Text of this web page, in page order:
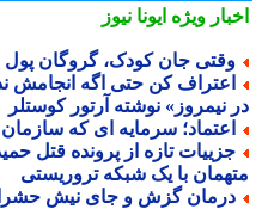
ویژهایونا نیوز
جان کودک، گروگان پول
کن حتی اگه انجامش
نیمروز» نوشته آرتور کوستلر
سرمایه ای که سازمان
تازه از پرونده قتل
با یک شبکه تروریستی
گزش و جای نیش حشرات+